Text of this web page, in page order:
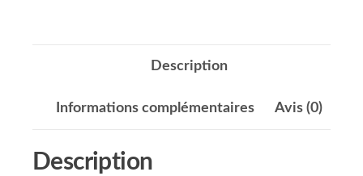
Description
Informations complémentaires Avis (0)
Description